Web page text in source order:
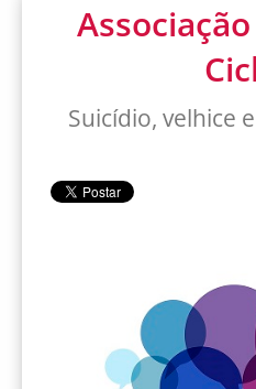
Suicídio, velhice